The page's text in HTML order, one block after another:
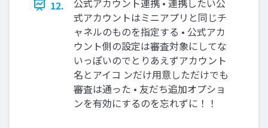
12.
式アカウントはミニアプリと同じチ
ャネルのものを指定する • 公式アカ
ウント側の設定は審査対象にしてな
いっぽいのでとりあえずアカウント
名とアイコ ンだけ用意しただけでも
審査は通った • 友だち追加オプショ
ンを有効にするのを忘れずに！！